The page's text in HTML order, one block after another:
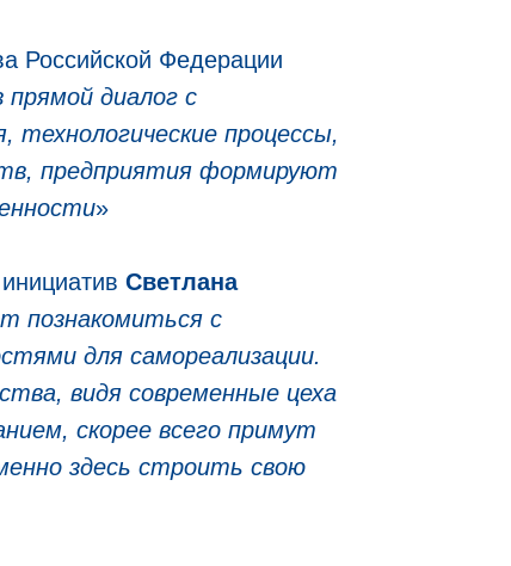
Российской Федерации
диалог с
процессы,
предприятия формируют
»
Светлана
познакомиться с
для самореализации.
видя современные цеха
скорее всего примут
здесь строить свою